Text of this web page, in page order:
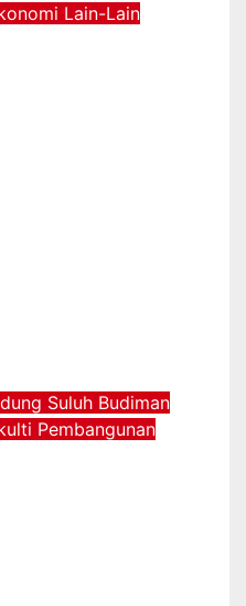
Lain-Lain
Suluh Budiman
Pembangunan